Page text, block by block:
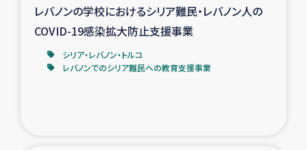
レバノンの学校におけるシリア難民・レバノン人の
COVID-19感染拡大防止支援事業
シリア・レバノン・トルコ
レバノンでのシリア難民への教育支援事業